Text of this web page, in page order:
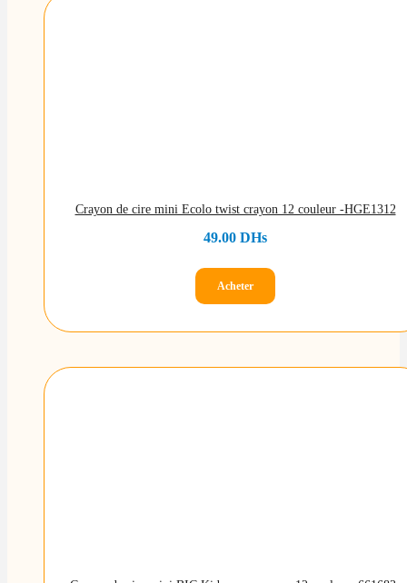
Crayon de cire mini Ecolo twist crayon 12 couleur -HGE1312
49.00 DHs
Acheter